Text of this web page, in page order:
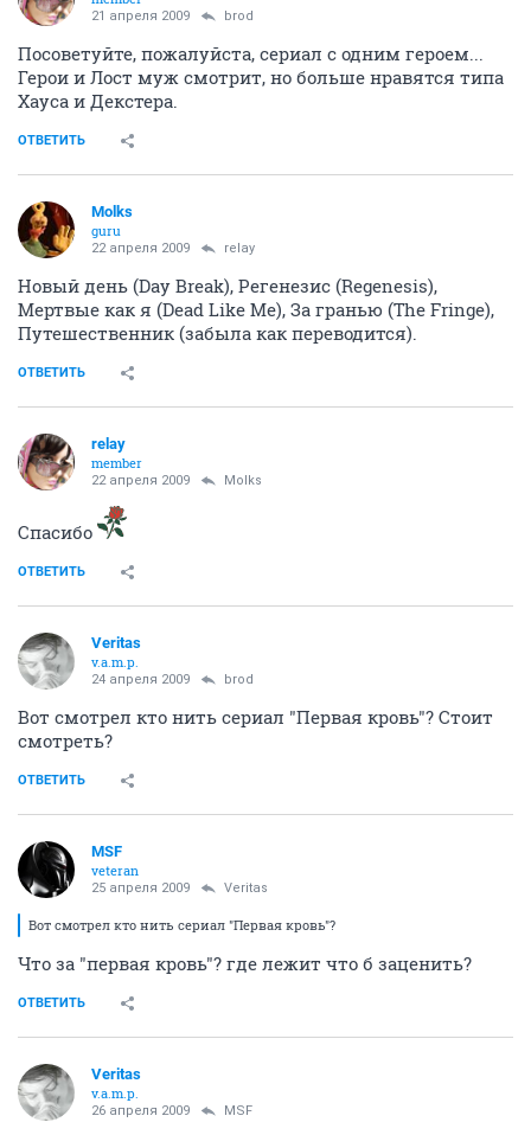
21 апреля 2009 brod
Посоветуйте, пожалуйста, сериал с одним героем...
Герои и Лост муж смотрит, но больше нравятся типа
Хауса и Декстера.
ОТВЕТИТЬ
Molks
guru
22 апреля 2009 relay
Новый день (Day Break), Регенезис (Regenesis),
Мертвые как я (Dead Like Me), За гранью (The Fringe),
Путешественник (забыла как переводится).
ОТВЕТИТЬ
relay
member
22 апреля 2009 Molks
Cпасибо
ОТВЕТИТЬ
Veritas
v.a.m.p.
24 апреля 2009 brod
Вот смотрел кто нить сериал "Первая кровь"? Стоит
смотреть?
ОТВЕТИТЬ
MSF
veteran
25 апреля 2009 Veritas
Вот смотрел кто нить сериал "Первая кровь"?
Что за "первая кровь"? где лежит что б заценить?
ОТВЕТИТЬ
Veritas
v.a.m.p.
26 апреля 2009 MSF